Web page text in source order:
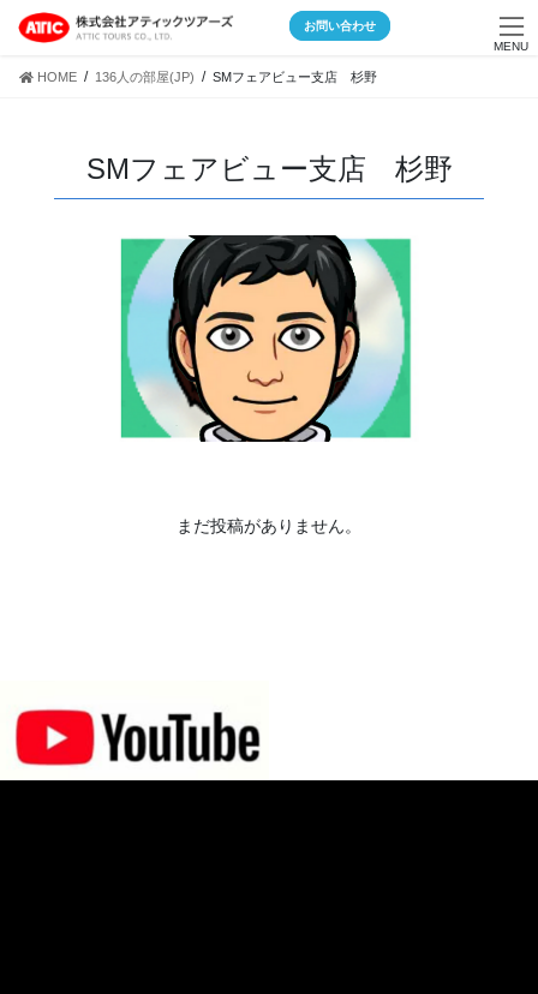
Skip
content
Skip
Navigation
お問い合わせ
HOME 136人の部屋(JP) SMフェアビュー支店 杉野
SMフェアビュー支店 杉野
まだ投稿がありません。
MENU